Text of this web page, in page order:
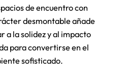
de encuentro con
desmontable añade
a la solidez y al impacto
para convertirse en el
sofisticado.